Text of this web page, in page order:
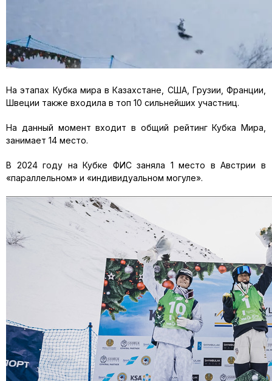
На этапах Кубка мира в Казахстане, США, Грузии, Франции,
Швеции также входила в топ 10 сильнейших участниц.
На данный момент входит в общий рейтинг Кубка Мира,
занимает 14 место.
В 2024 году на Кубке ФИС заняла 1 место в Австрии в
«параллельном» и «индивидуальном могуле».